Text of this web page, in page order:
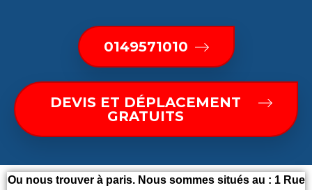
0149571010
DEVIS ET DÉPLACEMENT
GRATUITS
Ou nous trouver à paris. Nous sommes situés au : 1 Rue